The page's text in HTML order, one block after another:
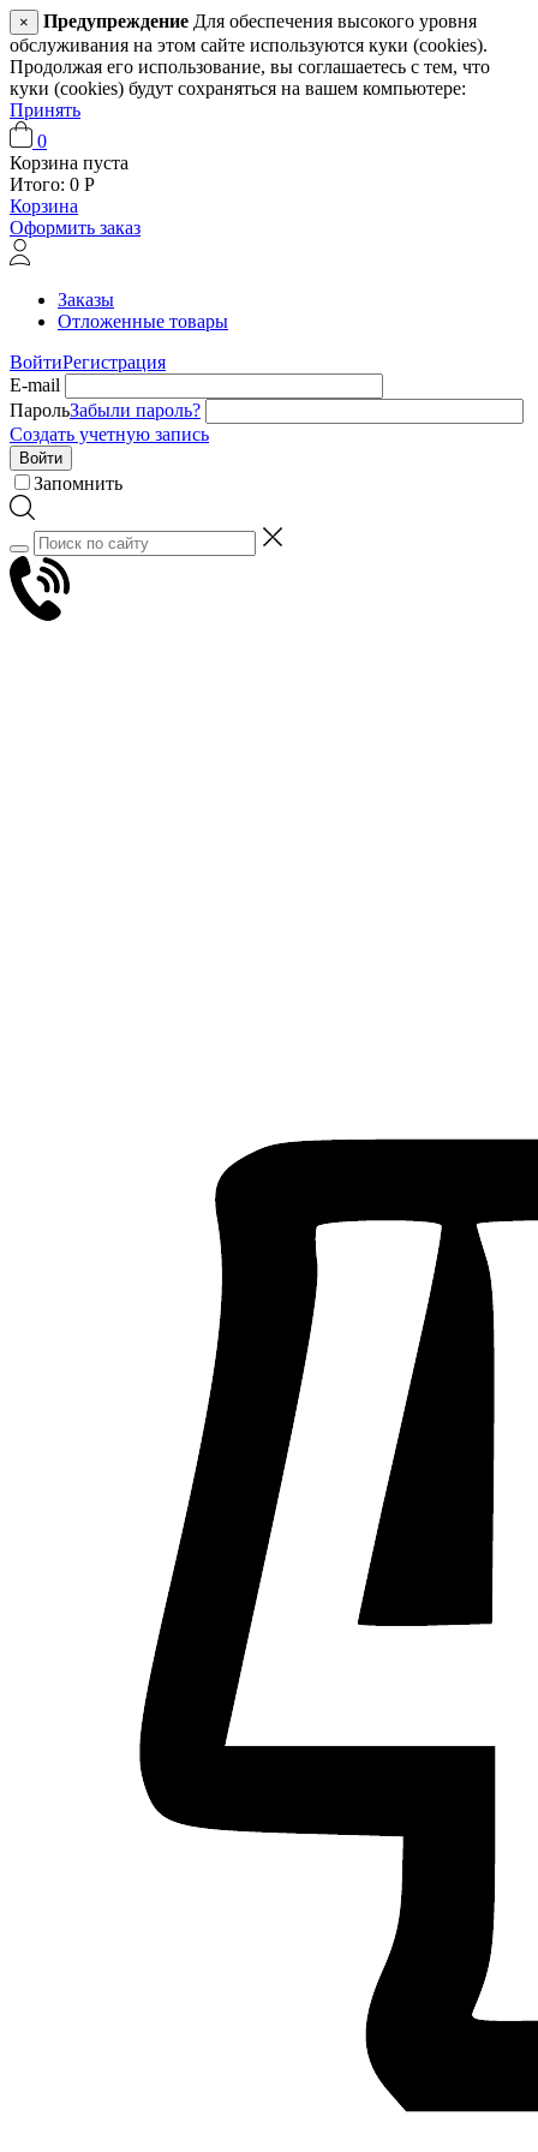
× Предупреждение Для обеспечения высокого уровня
обслуживания на этом сайте используются куки (cookies).
Продолжая его использование, вы соглашаетесь с тем, что
куки (cookies) будут сохраняться на вашем компьютере:
Принять
0
Корзина пуста
Итого: 0 Р
Корзина
Оформить заказ
Заказы
Отложенные товары
ВойтиРегистрация
E-mail
ПарольЗабыли пароль?
Создать учетную запись
Войти
Запомнить